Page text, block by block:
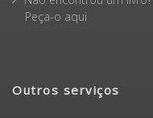
Peça-o aqui
Outros serviços